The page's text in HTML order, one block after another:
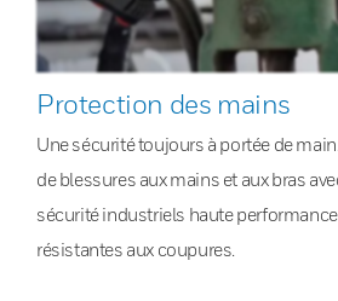
Protection des mains
Une sécurité toujours à portée de
de blessures aux mains et aux bras
sécurité industriels haute
résistantes aux coupures.